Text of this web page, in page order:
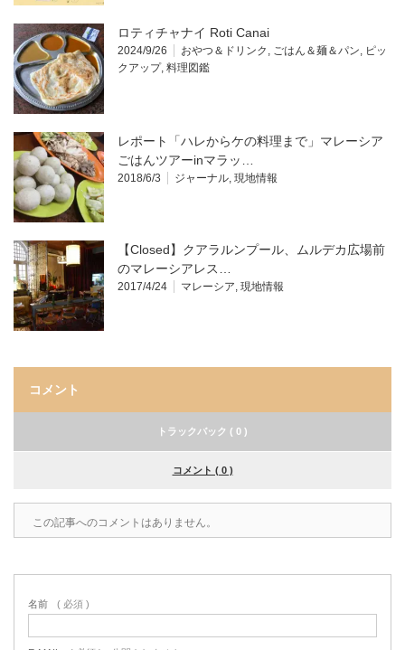
ロティチャナイ Roti Canai
2024/9/26 おやつ＆ドリンク ごはん＆麺＆パン
ピッ
クアップ, 料理図鑑
レポート「ハレからケの料理まで」マレーシア
ごはんツアーinマラッ…
2018/6/3 ジャーナル 現地情報
【Closed】クアラルンプール、ムルデカ広場前
のマレーシアレス…
2017/4/24 マレーシア 現地情報
コメント
トラックバック ( 0 )
コメント ( 0 )
この記事へのコメントはありません。
名前 ( 必須 )